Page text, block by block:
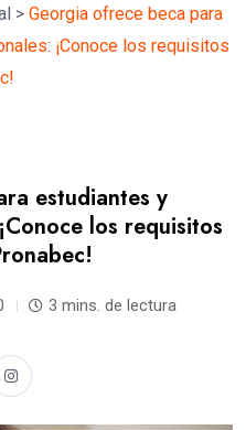
> Georgia ofrece beca para
¡Conoce los requisitos
estudiantes y
los requisitos
3 mins. de lectura